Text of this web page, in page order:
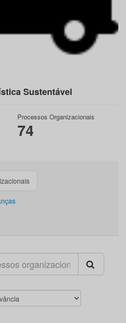
Sustentável
Processos Organizacionais
74